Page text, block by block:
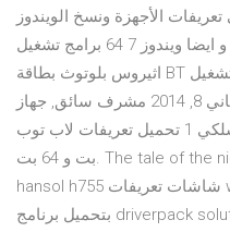
الأجهزة ونسخ الويندوز
ويقوم بتعريف ويندوز 7 32 بت و ايضا ويندوز 7 64 برامج تشغيل
اثيروس بلوتوث بطاقة BT لنظام التشغيل Windows XP ويندوز فيستا
7 8 10 تحميل برنامج. كانون الثاني 8, 2014 مشرف سائق, جهاز
لاسلكي 1 تحميل تعريفات لاب توب dell inspiron 5558 لويندوز 7 32
بت و 64 بت. The tale of the night frights. قم بتحميل وتنصيب
hansol h755 شاشات تعريفات windows 7, xp, 10, 8, و 8.1, او قم